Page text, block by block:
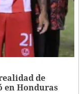
de
en Honduras